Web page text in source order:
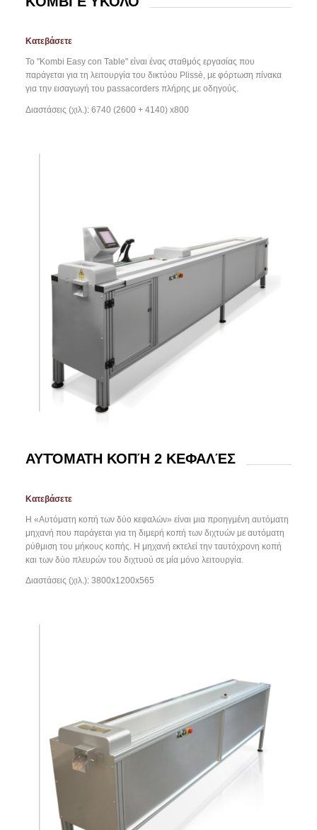
Κατεβάσετε
Το "Kombi Easy con Table" είναι ένας σταθμός εργασίας που
παράγεται για τη λειτουργία του δικτύου Plissè, με φόρτωση πίνακα
για την εισαγωγή του passacorders πλήρης με οδηγούς.
Διαστάσεις (χιλ.): 6740 (2600 + 4140) x800
ΑΥΤΌΜΑΤΗ ΚΟΠΉ 2 ΚΕΦΑΛΈΣ
Κατεβάσετε
Η «Αυτόματη κοπή των δύο κεφαλών» είναι μια προηγμένη αυτόματη
μηχανή που παράγεται για τη διμερή κοπή των διχτυών με αυτόματη
ρύθμιση του μήκους κοπής. Η μηχανή εκτελεί την ταυτόχρονη κοπή
και των δύο πλευρών του διχτυού σε μία μόνο λειτουργία.
Διαστάσεις (χιλ.): 3800x1200x565